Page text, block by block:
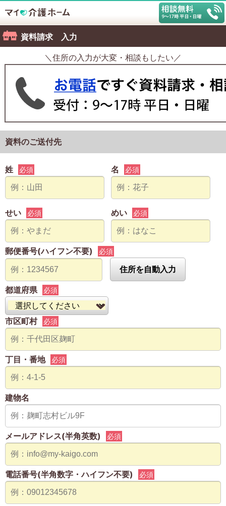
資料請求 入力
＼住所の入力が大変・相談もしたい／
資料のご送付先
姓 必須 名 必須
せい 必須 めい 必須
郵便番号(ハイフン不要) 必須
住所を自動入力
都道府県 必須
市区町村 必須
丁目・番地 必須
建物名
メールアドレス(半角英数) 必須
電話番号(半角数字・ハイフン不要) 必須